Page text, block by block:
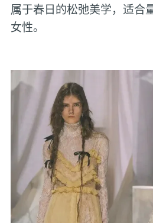
属于春日的松弛美学，适合
女性。